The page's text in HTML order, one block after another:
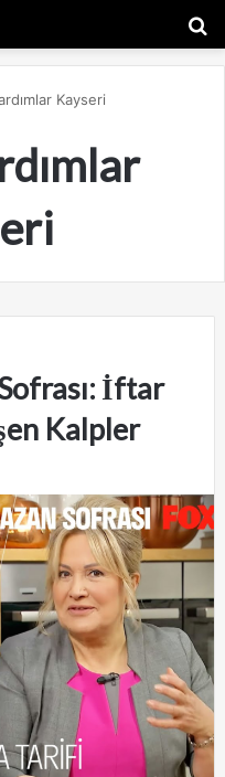
Kayseri
İftar
Kalpler